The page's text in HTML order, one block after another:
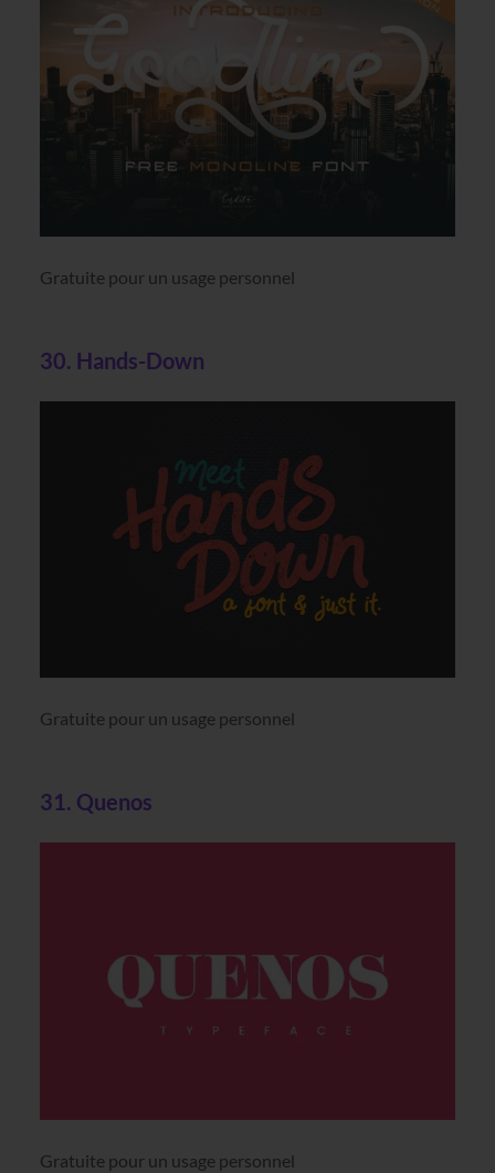
Gratuite pour un usage personnel
30. Hands-Down
Gratuite pour un usage personnel
31. Quenos
Gratuite pour un usage personnel